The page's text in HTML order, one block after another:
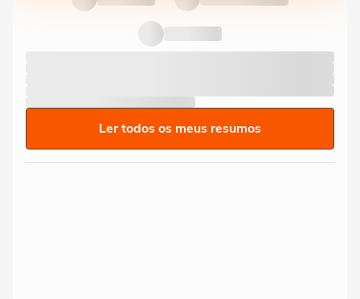
Ler todos os meus resumos